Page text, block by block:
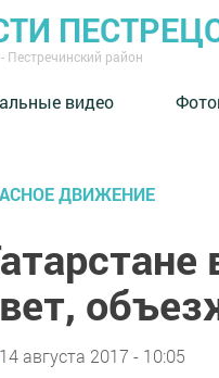
Пестречинский район
видео
ДВИЖЕНИЕ
14 августа 2017 - 10:05